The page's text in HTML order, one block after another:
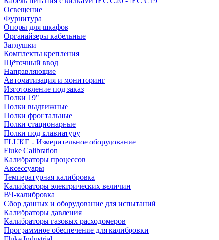
Освещение
Фурнитура
Опоры для шкафов
Органайзеры кабельные
Заглушки
Комплекты крепления
Щёточный ввод
Направляющие
Автоматизация и мониторинг
Изготовление под заказ
Полки 19"
Полки выдвижные
Полки фронтальные
Полки стационарные
Полки под клавиатуру
FLUKE - Измерительное оборудование
Fluke Calibration
Калибраторы процессов
Аксессуары
Температурная калибровка
Калибраторы электрических величин
ВЧ-калибровка
Сбор данных и оборудование для испытаний
Калибраторы давления
Калибраторы газовых расходомеров
Программное обеспечение для калибровки